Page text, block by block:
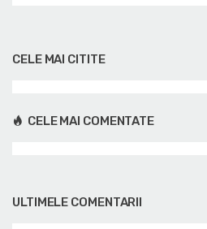
CELE MAI CITITE
CELE MAI COMENTATE
ULTIMELE COMENTARII